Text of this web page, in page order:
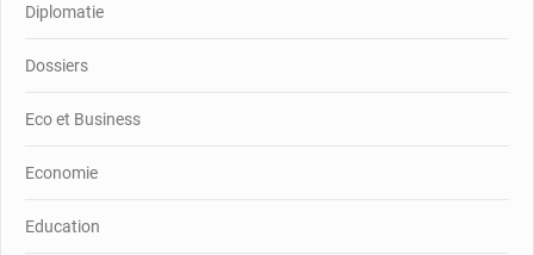
Diplomatie
Dossiers
Eco et Business
Economie
Education